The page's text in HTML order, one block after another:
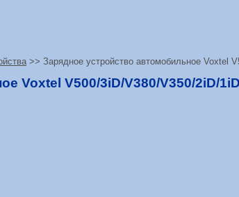
>> Зарядное устройство автомобильное Voxtel
Voxtel V500/3iD/V380/V350/2iD/